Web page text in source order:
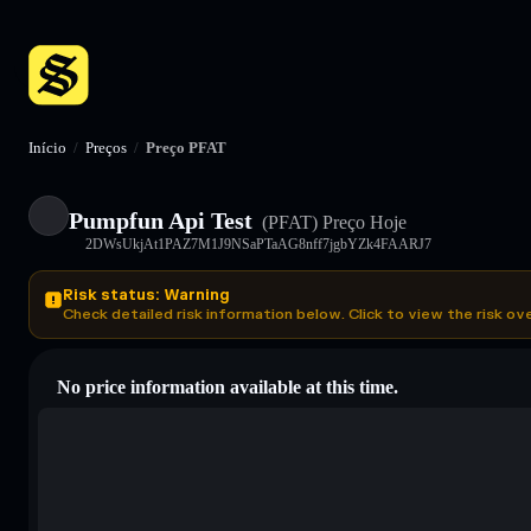
Início / Preços / Preço PFAT
Pumpfun Api Test (PFAT) Preço Hoje
2DWsUkjAt1PAZ7M1J9NSaPTaAG8nff7jgbYZk4FAARJ7
Risk status: Warning
Check detailed risk information below. Click to view the risk
No price information available at this time.